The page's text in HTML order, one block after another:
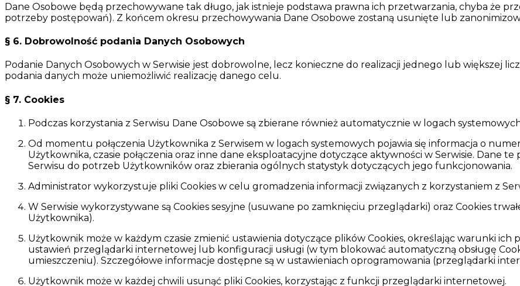
Dane Osobowe będą przechowywane tak długo, jak istnieje podstawa prawna ich przetwarzania, chyba że
potrzeby postępowań). Z końcem okresu przechowywania Dane Osobowe zostaną usunięte lub
§ 6. Dobrowolność podania Danych Osobowych
Podanie Danych Osobowych w Serwisie jest dobrowolne, lecz konieczne do realizacji jednego lub większej
podania danych może uniemożliwić realizację danego celu.
§ 7. Cookies
Podczas korzystania z Serwisu Dane Osobowe są zbierane również automatycznie w logach
Od momentu połączenia Użytkownika z Serwisem w logach systemowych pojawia się informacja o
Użytkownika, czasie połączenia oraz inne dane eksploatacyjne dotyczące aktywności w Serwisie. Dane
Serwisu do potrzeb Użytkowników oraz zbierania ogólnych statystyk dotyczących jego funkcjonowania.
Administrator wykorzystuje pliki Cookies w celu gromadzenia informacji związanych z korzystaniem z
W Serwisie wykorzystywane są Cookies sesyjne (usuwane po zamknięciu przeglądarki) oraz Cookies
Użytkownika).
Użytkownik może w każdym czasie zmienić ustawienia dotyczące plików Cookies, określając warunki ich
ustawień przeglądarki internetowej lub konfiguracji usługi (w tym blokować automatyczną obsługę
umieszczeniu). Szczegółowe informacje dostępne są w ustawieniach oprogramowania (przeglądarki
Użytkownik może w każdej chwili usunąć pliki Cookies, korzystając z funkcji przeglądarki internetowej.